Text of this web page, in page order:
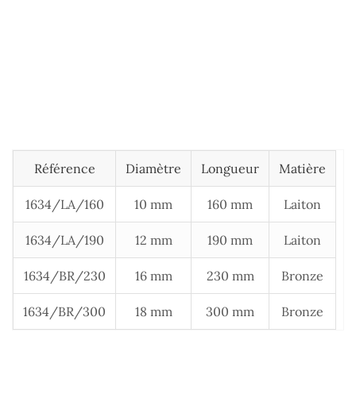
Référence Diamètre Longueur Matière
1634/LA/160 10 mm 160 mm Laiton
1634/LA/190 12 mm 190 mm Laiton
1634/BR/230 16 mm 230 mm Bronze
1634/BR/300 18 mm 300 mm Bronze